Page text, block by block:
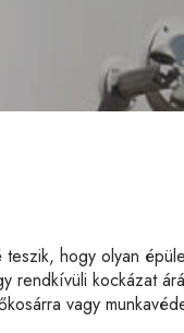
hogy olyan
rendkívüli kockázat
vagy